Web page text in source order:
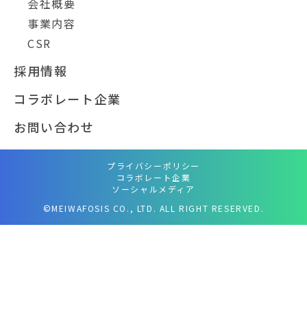
事業内容
CSR
採用情報
コラボレート企業
お問い合わせ
プライバシーポリシー
コラボレート企業
ソーシャルメディア
©MEIWAFOSIS CO., LTD. ALL RIGHT RESERVED.